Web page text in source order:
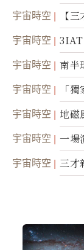
宇宙時空
【
新啟
宇宙時空
宇宙時空 南半
宇宙時空
「
世；
宇宙時空 地磁
宇宙時空 一場
宇宙時空 三才